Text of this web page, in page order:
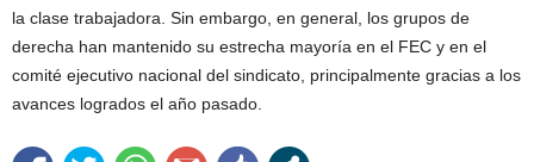
la clase trabajadora. Sin embargo, en general, los grupos de
derecha han mantenido su estrecha mayoría en el FEC y en el
comité ejecutivo nacional del sindicato, principalmente gracias a los
avances logrados el año pasado.